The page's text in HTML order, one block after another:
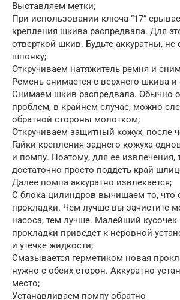
Выставляем метки;
При использовании ключа ”17”
крепления шкива распредвала. Для
отверткой шкив. Будьте аккуратны, не
шпонку;
Откручиваем натяжитель ремня и
Ремень снимается с верхнего шкива
Снимаем шкив распредвала. Обычно
проблем, в крайнем случае, можно
обратной стороны молотком;
Откручиваем защитный кожух, после
Гайки крепления заднего кожуха
и помпу. Поэтому, для ее извлечения,
достаточно просто поддеть край
Далее помпа аккуратно извлекается;
С блока цилиндров вычищаем то, что
прокладки. Чем лучше вы зачистите
насоса, тем лучше. Малейший кусочек
прокладки приведет к неровной
и утечке жидкости;
Смазывается герметиком новая
нужно с обеих сторон. Аккуратно
место;
Устанавливаем помпу обратно